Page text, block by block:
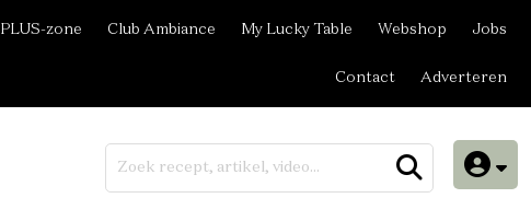
PLUS-zone Club Ambiance My Lucky Table Webshop Jobs
Contact Adverteren